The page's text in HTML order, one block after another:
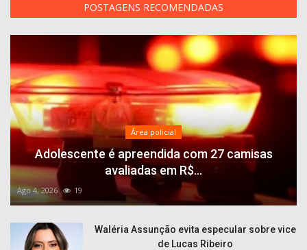
POSTAGENS RECOMENDADAS
Área policial
Adolescente é apreendida com 27 camisas
avaliadas em R$...
Ago 4, 2026 19
Waléria Assunção evita especular sobre vice
de Lucas Ribeiro